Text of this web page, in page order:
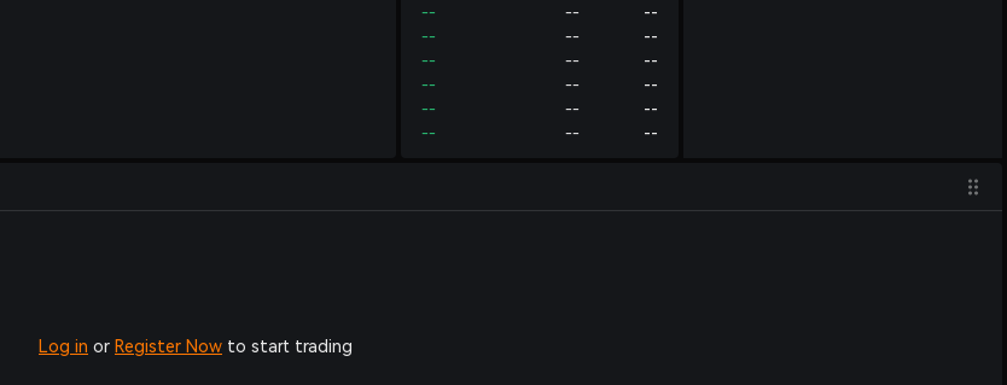
--
--
--
--
--
--
--
--
--
--
--
--
--
--
--
--
-- --
Log in or Register Now to start trading